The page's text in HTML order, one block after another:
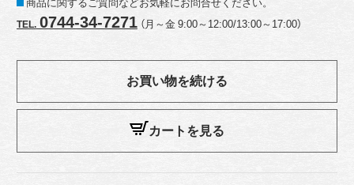
TEL.0744-34-7271（月～金 9:00～12:00/13:00～17:00）
お買い物を続ける
カートを見る